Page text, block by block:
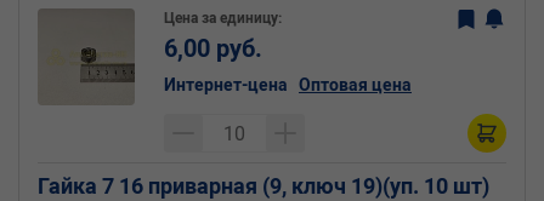
Гайка 7 16 приварная (9, ключ 19)(уп. 10 шт)
Цена за единицу:
6,00 руб.
Интернет-цена Оптовая цена